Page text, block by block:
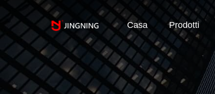
Casa Prodotti